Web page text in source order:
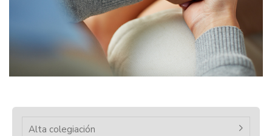
Alta colegiación